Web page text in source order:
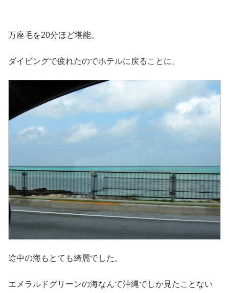
万座毛を20分ほど堪能。
ダイビングで疲れたのでホテルに戻ることに。
途中の海もとても綺麗でした。
エメラルドグリーンの海なんて沖縄でしか見たことない